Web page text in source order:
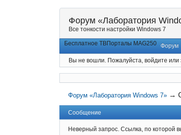
Форум «Лаборатория
Все тонкости настройки Windows 7
Бесплатное ТВПорталы MAG250 Форум
Вы не вошли. Пожалуйста, войдите или
Форум «Лаборатория Windows 7» →
Сообщение
Неверный запрос. Ссылка, по которой